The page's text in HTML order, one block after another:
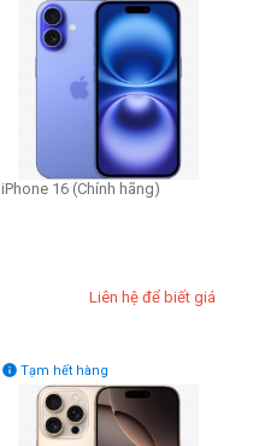
iPhone 16 (Chính hãng)
Liên hệ để biết giá
Tạm hết hàng
